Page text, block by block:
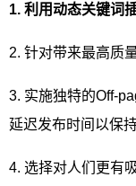
1. 利用动态关键词
2. 针对带来最高质
3. 实施独特的Off-
延迟发布时间以保
4. 选择对人们更有